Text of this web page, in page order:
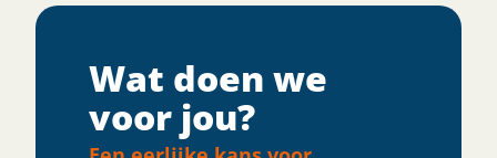
Wat doen we
voor jou?